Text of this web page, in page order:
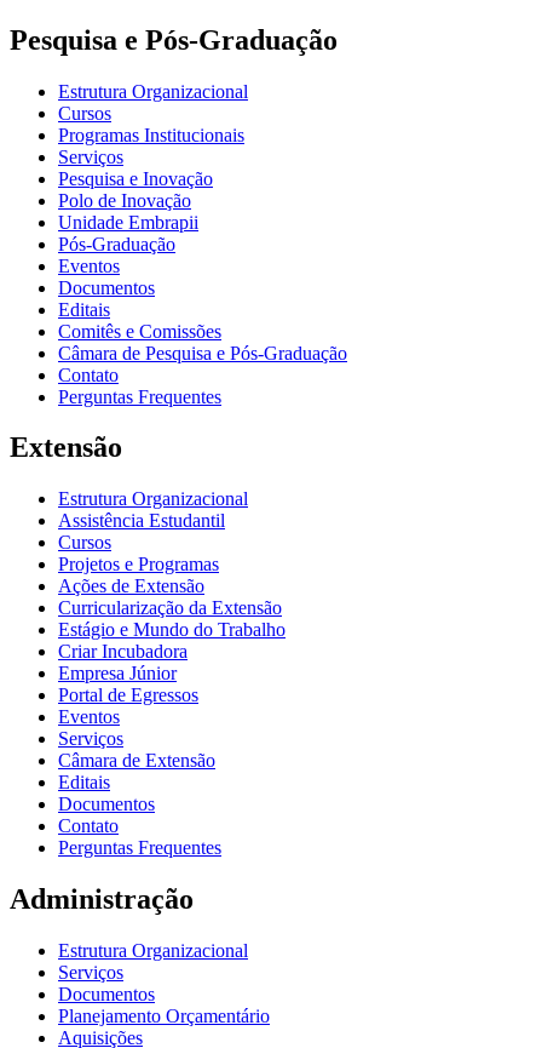
Pesquisa e Pós-Graduação
Estrutura Organizacional
Cursos
Programas Institucionais
Serviços
Pesquisa e Inovação
Polo de Inovação
Unidade Embrapii
Pós-Graduação
Eventos
Documentos
Editais
Comitês e Comissões
Câmara de Pesquisa e Pós-Graduação
Contato
Perguntas Frequentes
Extensão
Estrutura Organizacional
Assistência Estudantil
Cursos
Projetos e Programas
Ações de Extensão
Curricularização da Extensão
Estágio e Mundo do Trabalho
Criar Incubadora
Empresa Júnior
Portal de Egressos
Eventos
Serviços
Câmara de Extensão
Editais
Documentos
Contato
Perguntas Frequentes
Administração
Estrutura Organizacional
Serviços
Documentos
Planejamento Orçamentário
Aquisições